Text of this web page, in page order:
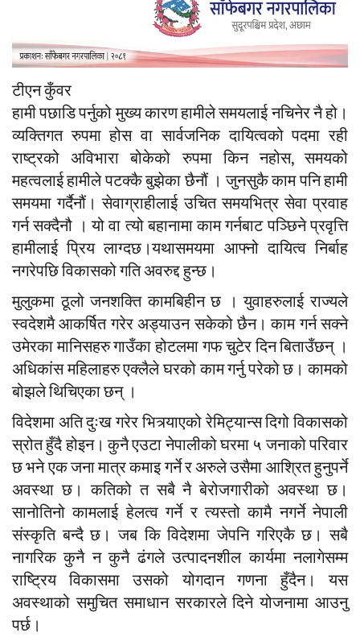
टीएन कुँवर
हामी पछाडि पर्नुको मुख्य कारण हामीले समयलाई नचिनेर नै हो।
व्यक्तिगत रुपमा होस वा सार्वजनिक दायित्वको पदमा रही
राष्ट्रको अविभारा बोकेको रुपमा किन नहोस, समयको
महत्वलाई हामीले पटक्कै बुझेका छैनौं । जुनसुकै काम पनि हामी
समयमा गर्दैनौं। सेवाग्राहीलाई उचित समयभित्र सेवा प्रवाह
गर्न सक्दैनौ । यो वा त्यो बहानामा काम गर्नबाट पञ्छिने प्रवृत्ति
हामीलाई प्रिय लाग्दछ।यथासमयमा आफ्नो दायित्व निर्बाह
नगरेपछि विकासको गति अवरुद्द हुन्छ।
मुलुकमा ठूलो जनशक्ति कामबिहीन छ । युवाहरुलाई राज्यले
स्वदेशमै आकर्षित गरेर अड्याउन सकेको छैन। काम गर्न सक्ने
उमेरका मानिसहरु गाउँका होटलमा गफ चुटेर दिन बिताउँछन् ।
अधिकांस महिलाहरु एक्लैले घरको काम गर्नु परेको छ। कामको
बोझले थिचिएका छन् ।
विदेशमा अति दुःख गरेर भित्र्याएको रेमिट्यान्स दिगो विकासको
स्रोत हुँदै होइन। कुनै एउटा नेपालीको घरमा ५ जनाको परिवार
छ भने एक जना मात्र कमाइ गर्ने र अरुले उसैमा आश्रित हुनुपर्ने
अवस्था छ। कतिको त सबै नै बेरोजगारीको अवस्था छ।
सानोतिनो कामलाई हेलत्व गर्ने र त्यस्तो कामै नगर्ने नेपाली
संस्कृति बन्दै छ। जब कि विदेशमा जेपनि गरिएकै छ। सबै
नागरिक कुनै न कुनै ढंगले उत्पादनशील कार्यमा नलागेसम्म
राष्ट्रिय विकासमा उसको योगदान गणना हुँदैन। यस
अवस्थाको समुचित समाधान सरकारले दिने योजनामा आउनु
पर्छ।